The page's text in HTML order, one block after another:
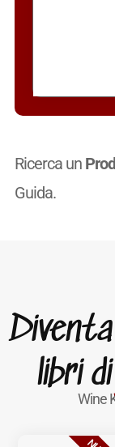
Ricerca un
Guida.
libri di
Wine